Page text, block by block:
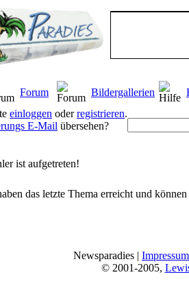
Forum Bildergallerien
einloggen oderregistrieren.
E-Mail übersehen?
ist aufgetreten!
das letzte Thema erreicht und
Newsparadies | Impressum
© 2001-2005,